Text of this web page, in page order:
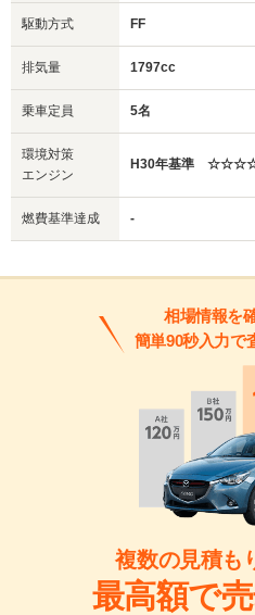
駆動方式 FF
排気量 1797cc
乗車定員 5名
環境対策
エンジン
H30年基準
燃費基準達成 -
相場情報を
簡単90秒入力で
複数の見積も
最高額で